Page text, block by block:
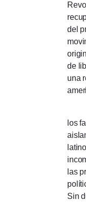
del
de
una
los
las
Sin